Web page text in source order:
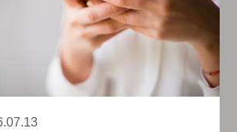
トップページ
動画
サイトマップ
お問い合わせ
個人情報保護法について
在開催予定のセミナー
非公開: 【8/6開催】AIエージェン
ト時代、日本企業は何から始める
新潮流から学ぶ〜